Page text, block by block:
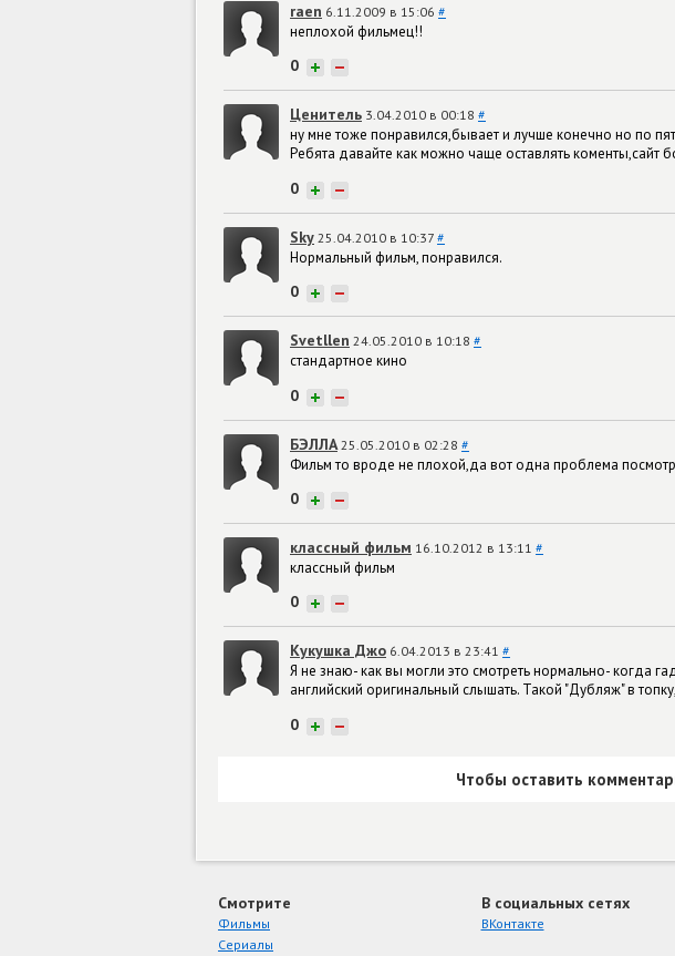
raen 6.11.2009 в 15:06 #
неплохой фильмец!!
0 + −
Ценитель 3.04.2010 в 00:18 #
ну мне тоже понравился,бывает и лучше конечно но по
Ребята давайте как можно чаще оставлять коменты,сайт
0 + −
Sky 25.04.2010 в 10:37 #
Нормальный фильм, понравился.
0 + −
Svetllen 24.05.2010 в 10:18 #
стандартное кино
0 + −
БЭЛЛА 25.05.2010 в 02:28 #
Фильм то вроде не плохой,да вот одна проблема
0 + −
классный фильм 16.10.2012 в 13:11 #
классный фильм
0 + −
Кукушка Джо 6.04.2013 в 23:41 #
Я не знаю- как вы могли это смотреть нормально- когда
английский оригинальный слышать. Такой "Дубляж" в
0 + −
Чтобы оставить
Смотрите
Фильмы
Сериалы
В социальных сетях
ВКонтакте